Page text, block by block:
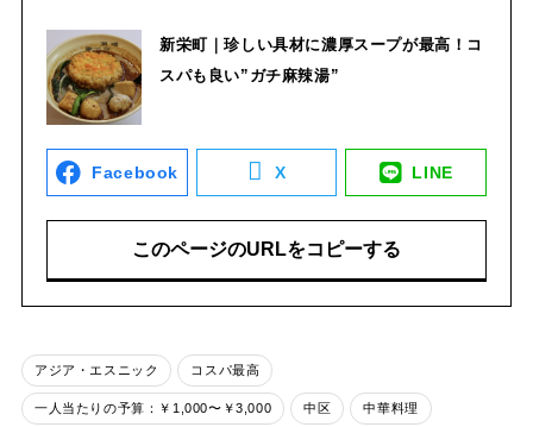
新栄町｜珍しい具材に濃厚スープが最高！コ
スパも良い”ガチ麻辣湯”
Facebook X LINE
このページのURLをコピーする
アジア・エスニック コスパ最高
一人当たりの予算：￥1,000〜￥3,000 中区 中華料理